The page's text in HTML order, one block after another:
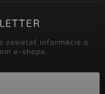
zasielať informácie o
e-shope.